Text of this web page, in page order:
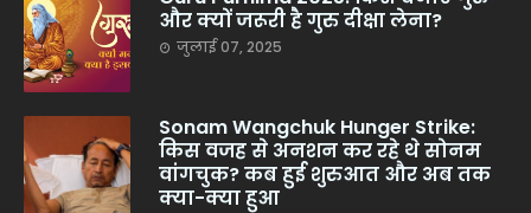
और क्यों जरूरी है गुरु दीक्षा लेना?
जुलाई 07, 2025
Sonam Wangchuk Hunger Strike:
किस वजह से अनशन कर रहे थे सोनम
वांगचुक? कब हुई शुरुआत और अब तक
क्या-क्या हुआ